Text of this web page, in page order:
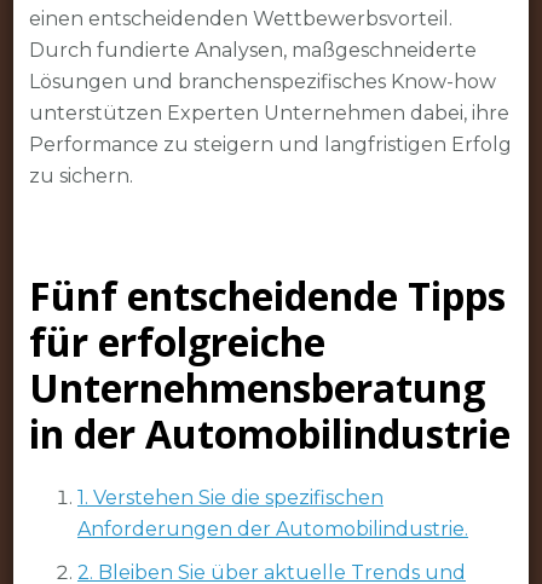
einen entscheidenden Wettbewerbsvorteil.
Durch fundierte Analysen, maßgeschneiderte
Lösungen und branchenspezifisches Know-how
unterstützen Experten Unternehmen dabei, ihre
Performance zu steigern und langfristigen Erfolg
zu sichern.
Fünf entscheidende Tipps
für erfolgreiche
Unternehmensberatung
in der Automobilindustrie
1. Verstehen Sie die spezifischen
Anforderungen der Automobilindustrie.
2. Bleiben Sie über aktuelle Trends und